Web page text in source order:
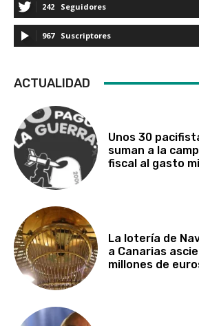
242 Seguidores
967 Suscriptores
ACTUALIDAD
Unos 30
suman a la
fiscal al gasto
La lotería de
a Canarias
millones de